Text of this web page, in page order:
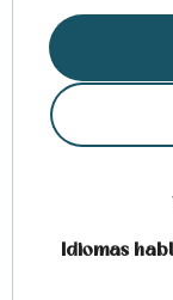
Idiomas
Idiomas